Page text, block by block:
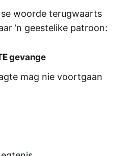
se woorde terugwaarts
’n geestelike patroon:
gevange
mag nie voortgaan